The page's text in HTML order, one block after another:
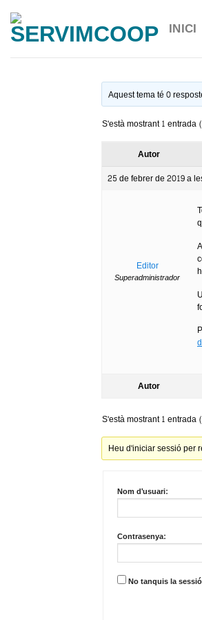
Skip
to
content
INICI
Aquest tema té 0
S'està mostrant 1
Autor
25 de febrer de 2019 a
Editor
Superadministrador
Autor
S'està mostrant 1
Heu d'iniciar sessió per
Nom d'usuari:
Contrasenya:
No tanquis la sessió